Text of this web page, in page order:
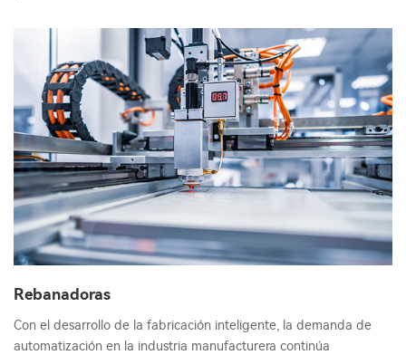
Rebanadoras
Con el desarrollo de la fabricación inteligente, la demanda de
automatización en la industria manufacturera continúa